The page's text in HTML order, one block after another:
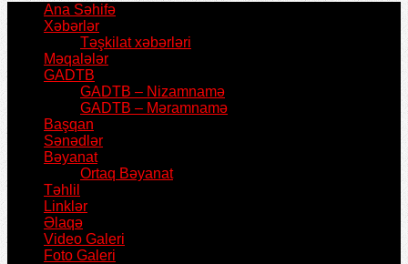
Ana Səhifə
Xəbərlər
Təşkilat xəbərləri
Məqalələr
GADTB
GADTB – Nizamnamə
GADTB – Məramnamə
Başqan
Sənədlər
Bəyanat
Ortaq Bəyanat
Təhlil
Linklər
Əlaqə
Video Galeri
Foto Galeri